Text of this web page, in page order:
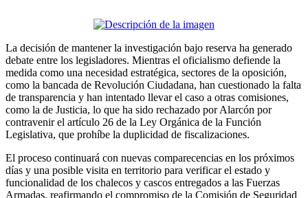
La decisión de mantener la investigación bajo reserva ha generado
debate entre los legisladores. Mientras el oficialismo defiende la
medida como una necesidad estratégica, sectores de la oposición,
como la bancada de Revolución Ciudadana, han cuestionado la falta
de transparencia y han intentado llevar el caso a otras comisiones,
como la de Justicia, lo que ha sido rechazado por Alarcón por
contravenir el artículo 26 de la Ley Orgánica de la Función
Legislativa, que prohíbe la duplicidad de fiscalizaciones.
El proceso continuará con nuevas comparecencias en los próximos
días y una posible visita en territorio para verificar el estado y
funcionalidad de los chalecos y cascos entregados a las Fuerzas
Armadas, reafirmando el compromiso de la Comisión de Seguridad